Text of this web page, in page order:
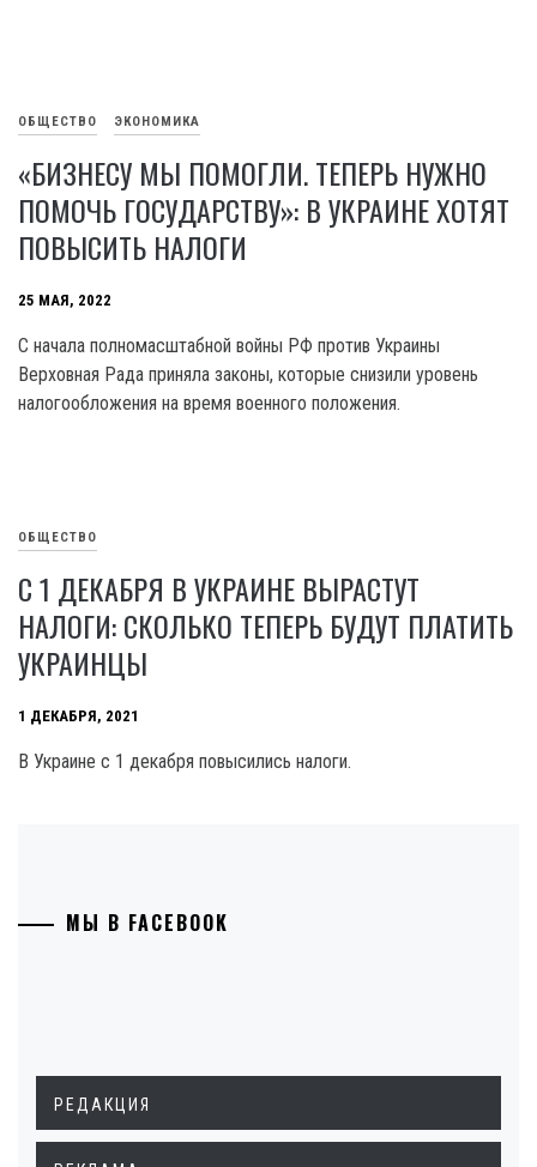
ОБЩЕСТВО ЭКОНОМИКА
«БИЗНЕСУ МЫ ПОМОГЛИ. ТЕПЕРЬ НУЖНО
ПОМОЧЬ ГОСУДАРСТВУ»: В УКРАИНЕ ХОТЯТ
ПОВЫСИТЬ НАЛОГИ
25 МАЯ, 2022
С начала полномасштабной войны РФ против Украины
Верховная Рада приняла законы, которые снизили уровень
налогообложения на время военного положения.
ОБЩЕСТВО
С 1 ДЕКАБРЯ В УКРАИНЕ ВЫРАСТУТ
НАЛОГИ: СКОЛЬКО ТЕПЕРЬ БУДУТ ПЛАТИТЬ
УКРАИНЦЫ
1 ДЕКАБРЯ, 2021
В Украине с 1 декабря повысились налоги.
МЫ В FACEBOOK
РЕДАКЦИЯ